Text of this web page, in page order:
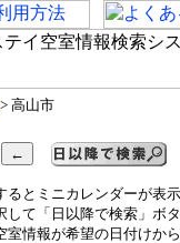
> 高山市
とミニカレンダーが表
して「日以降で検索」ボ
室情報が希望の日付けか